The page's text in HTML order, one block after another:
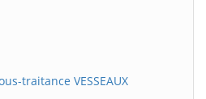
traitance VESSEAUX